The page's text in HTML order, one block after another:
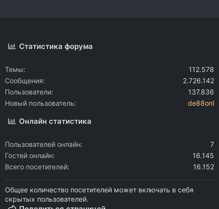
Статистика форума
Темы
112.578
Сообщения
2.726.142
Пользователи
137.836
Новый пользователь
de88onl
Онлайн статистика
Пользователей онлайн
7
Гостей онлайн
16.145
Всего посетителей
16.152
Общее количество посетителей может включать в себя
скрытых пользователей.